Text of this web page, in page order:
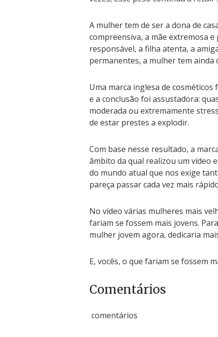
A mulher tem de ser a dona de
compreensiva, a mãe extremosa
responsável, a filha atenta, a
permanentes, a mulher tem
Uma marca inglesa de
e a conclusão foi assustadora:
moderada ou extremamente
de estar prestes a explodir.
Com base nesse resultado, a
âmbito da qual realizou um vídeo
do mundo atual que nos exige
pareça passar cada vez mais
No vídeo várias mulheres mais
fariam se fossem mais jovens.
mulher jovem agora, dedicaria
E, vocês, o que fariam se fossem
Comentários
comentários